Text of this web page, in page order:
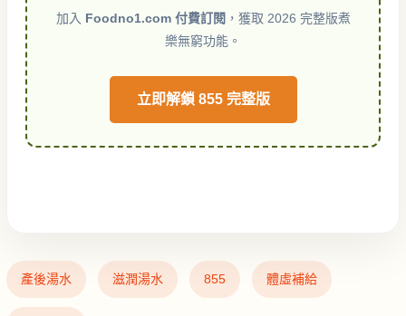
加入 Foodno1.com 付費訂閱 ，獲取 2026 完整版煮
樂無窮功能。
立即解鎖 855 完整版
產後湯水 滋潤湯水 855 體虛補給